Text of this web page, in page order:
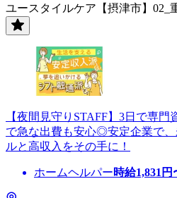
ユースタイルケア【摂津市】02_
【夜間見守りSTAFF】3日で専
で急な出費も安心◎安定企業で
ルと高収入をその手に！
ホームヘルパー時給1,831 円